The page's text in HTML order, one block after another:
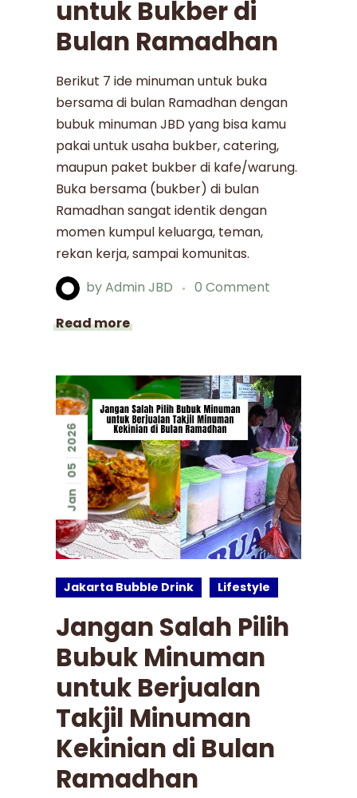
untuk Bukber di
Bulan Ramadhan
Berikut 7 ide minuman untuk buka
bersama di bulan Ramadhan dengan
bubuk minuman JBD yang bisa kamu
pakai untuk usaha bukber, catering,
maupun paket bukber di kafe/warung.
Buka bersama (bukber) di bulan
Ramadhan sangat identik dengan
momen kumpul keluarga, teman,
rekan kerja, sampai komunitas.
byAdmin JBD
0 Comment
Read more
Jan
05
2026
Jakarta Bubble Drink Lifestyle
Jangan Salah Pilih
Bubuk Minuman
untuk Berjualan
Takjil Minuman
Kekinian di Bulan
Ramadhan